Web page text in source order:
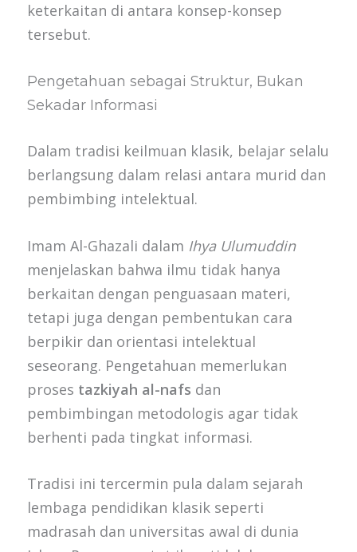
keterkaitan di antara konsep-konsep
tersebut.
Pengetahuan sebagai Struktur, Bukan
Sekadar Informasi
Dalam tradisi keilmuan klasik, belajar selalu
berlangsung dalam relasi antara murid dan
pembimbing intelektual.
Imam Al-Ghazali dalam Ihya Ulumuddin
menjelaskan bahwa ilmu tidak hanya
berkaitan dengan penguasaan materi,
tetapi juga dengan pembentukan cara
berpikir dan orientasi intelektual
seseorang. Pengetahuan memerlukan
proses tazkiyah al-nafs dan
pembimbingan metodologis agar tidak
berhenti pada tingkat informasi.
Tradisi ini tercermin pula dalam sejarah
lembaga pendidikan klasik seperti
madrasah dan universitas awal di dunia